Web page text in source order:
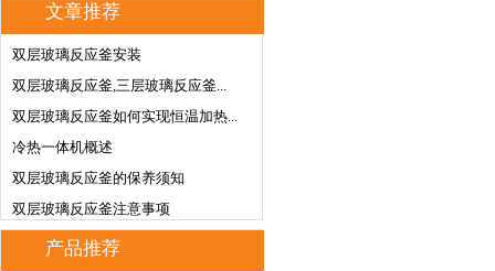
文章推荐
双层玻璃反应釜安装
双层玻璃反应釜,三层玻璃反应釜...
双层玻璃反应釜如何实现恒温加热...
冷热一体机概述
双层玻璃反应釜的保养须知
双层玻璃反应釜注意事项
产品推荐